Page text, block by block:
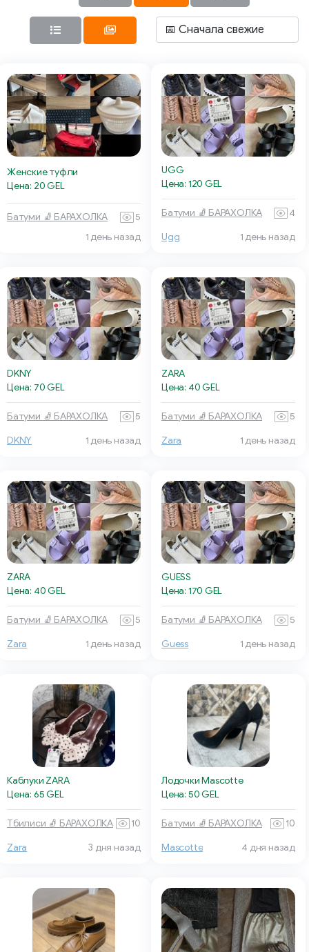
Женские туфли
Цена: 20 GEL
Батуми 🧦 БАРАХОЛКА
5
1 день назад
UGG
Цена: 120 GEL
Батуми 🧦 БАРАХОЛКА 4
Ugg 1 день назад
DKNY
Цена: 70 GEL
Батуми 🧦 БАРАХОЛКА 5
DKNY 1 день назад
ZARA
Цена: 40 GEL
Батуми 🧦 БАРАХОЛКА 5
Zara 1 день назад
ZARA
Цена: 40 GEL
Батуми 🧦 БАРАХОЛКА 5
Zara 1 день назад
GUESS
Цена: 170 GEL
Батуми 🧦 БАРАХОЛКА 5
Guess 1 день назад
Каблуки ZARA
Цена: 65 GEL
Тбилиси 🧦 БАРАХОЛКА 10
Zara 3 дня назад
Лодочки Mascotte
Цена: 50 GEL
Батуми 🧦 БАРАХОЛКА 10
Mascotte 4 дня назад